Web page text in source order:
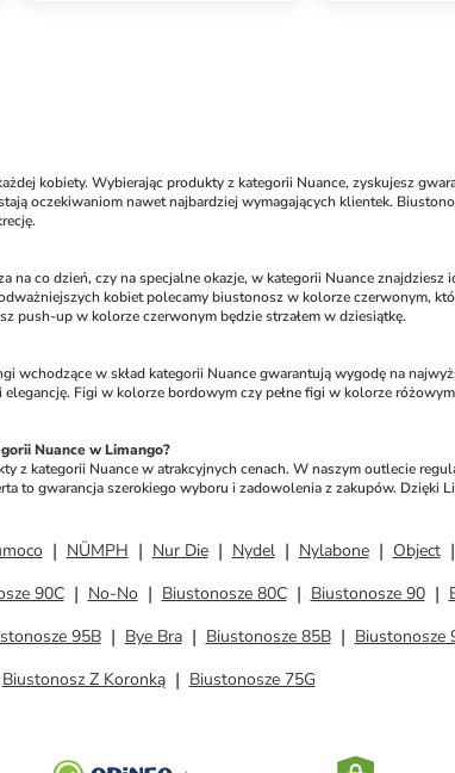
kobiety. Wybierając produkty z kategorii Nuance, zyskujesz
oczekiwaniom nawet najbardziej wymagających klientek.
na co dzień, czy na specjalne okazje, w kategorii Nuance
kobiet polecamy biustonosz w kolorze czerwonym,
push-up w kolorze czerwonym będzie strzałem w dziesiątkę.
wchodzące w skład kategorii Nuance gwarantują wygodę na
Figi w kolorze bordowym czy pełne figi w kolorze
Nuance w Limango?
z kategorii Nuance w atrakcyjnych cenach. W naszym outlecie
to gwarancja szerokiego wyboru i zadowolenia z zakupów. Dzięki
NÜMPH Nur Die Nydel Nylabone Object
90C No-No Biustonosze 80C Biustonosze 90
95B Bye Bra Biustonosze 85B Biustonosze
Biustonosz Z Koronką Biustonosze 75G